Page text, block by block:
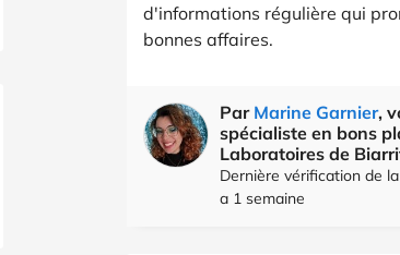
d'informations régulière qui
bonnes affaires.
Par Marine Garnier,
spécialiste en bons
Laboratoires de
Dernière vérification de
a 1 semaine